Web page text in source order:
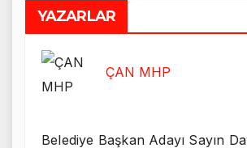
YAZARLAR
ÇAN MHP
Belediye Başkan Adayı Sayın